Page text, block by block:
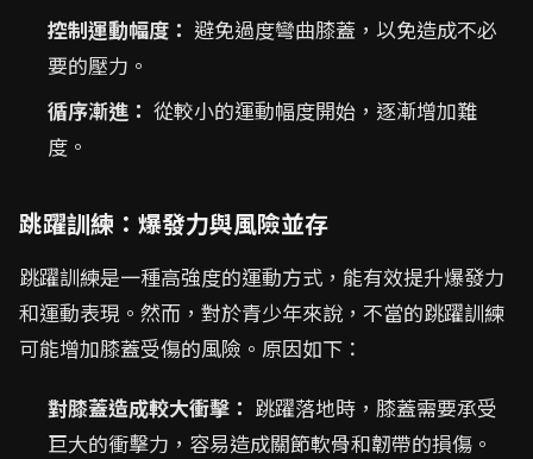
控制運動幅度： 避免過度彎曲膝蓋，以免造成不必
要的壓力。
循序漸進： 從較小的運動幅度開始，逐漸增加難
度。
跳躍訓練：爆發力與風險並存
跳躍訓練是一種高強度的運動方式，能有效提升爆發力
和運動表現。然而，對於青少年來說，不當的跳躍訓練
可能增加膝蓋受傷的風險。原因如下：
對膝蓋造成較大衝擊： 跳躍落地時，膝蓋需要承受
巨大的衝擊力，容易造成關節軟骨和韌帶的損傷。